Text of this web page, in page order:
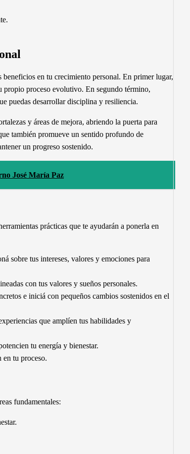
en tu crecimiento personal. En primer lugar,
propio proceso evolutivo. En segundo término,
puedas desarrollar disciplina y resiliencia.
y áreas de mejora, abriendo la puerta para
también promueve un sentido profundo de
un progreso sostenido.
José María Paz
prácticas que te ayudarán a ponerla en
sobre tus intereses, valores y emociones para
con tus valores y sueños personales.
e iniciá con pequeños cambios sostenidos en el
que amplíen tus habilidades y
tu energía y bienestar.
en tu proceso.
fundamentales: